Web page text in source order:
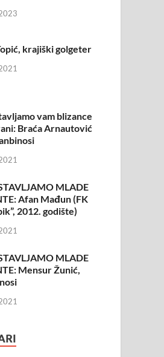
krajiški golgeter
vam blizance
Braća Arnautović
MLADE
Afan Mađun (FK
2012. godište)
MLADE
Mensur Žunić,